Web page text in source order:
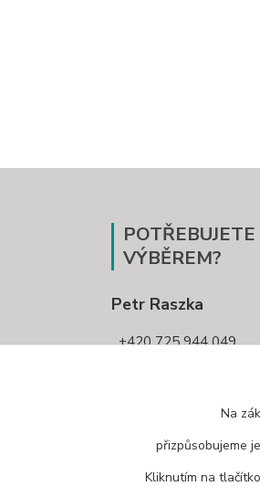
VÝBĚREM?
Petr Raszka
+420 725 944 049
Na
přizpůsobujeme
Kliknutím na